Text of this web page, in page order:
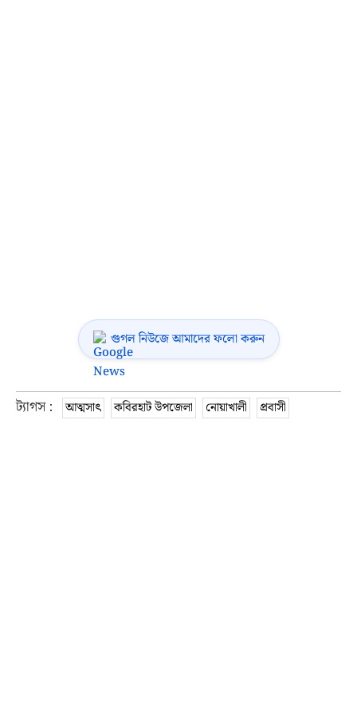
গুগল নিউজে আমাদের ফলো করুন
ট্যাগস : আত্মসাৎ কবিরহাট উপজেলা নোয়াখালী প্রবাসী